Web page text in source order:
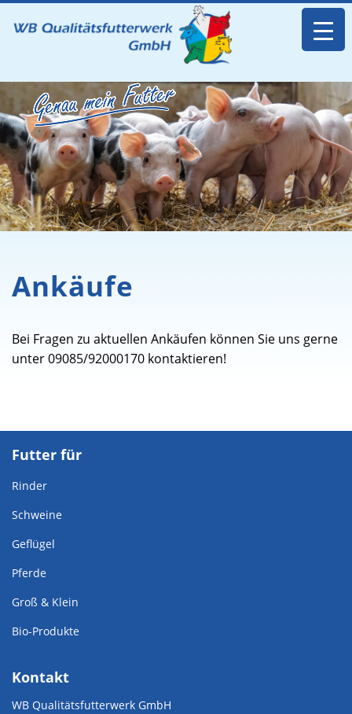
Ankäufe
Bei Fragen zu aktuellen Ankäufen können Sie uns gerne
unter 09085/92000170 kontaktieren!
Futter für
Rinder
Schweine
Geflügel
Pferde
Groß & Klein
Bio-Produkte
Kontakt
WB Qualitätsfutterwerk GmbH